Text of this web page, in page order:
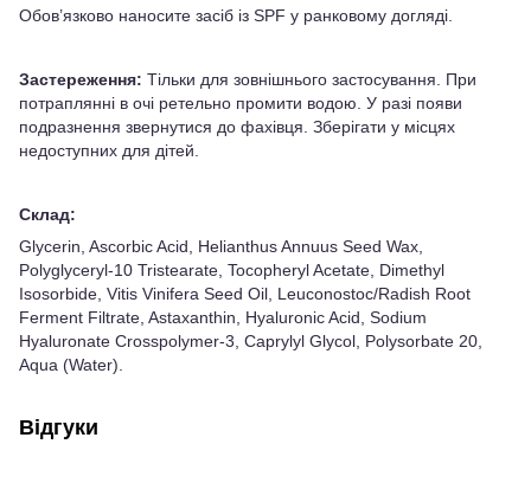
Обов’язково наносите засіб із SPF у ранковому догляді.
Застереження: Тільки для зовнішнього застосування. При
потраплянні в очі ретельно промити водою. У разі появи
подразнення звернутися до фахівця. Зберігати у місцях
недоступних для дітей.
Склад:
Glycerin, Ascorbic Acid, Helianthus Annuus Seed Wax,
Polyglyceryl-10 Tristearate, Tocopheryl Acetate, Dimethyl
Isosorbide, Vitis Vinifera Seed Oil, Leuconostoc/Radish Root
Ferment Filtrate, Astaxanthin, Hyaluronic Acid, Sodium
Hyaluronate Crosspolymer-3, Caprylyl Glycol, Polysorbate 20,
Aqua (Water).
Відгуки